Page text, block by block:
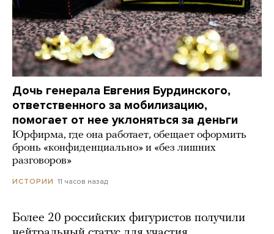
Дочь генерала Евгения Бурдинского,
ответственного за мобилизацию,
помогает от нее уклоняться за деньги
Юрфирма, где она работает, обещает оформить
бронь «конфиденциально» и «без лишних
разговоров»
ИСТОРИИ 11 часов назад
Более 20 российских фигуристов получили